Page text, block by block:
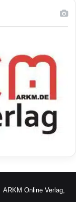
ARKM Online Verlag,